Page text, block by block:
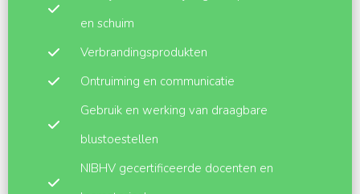
en schuim
Verbrandingsprodukten
Ontruiming en communicatie
Gebruik en werking van draagbare
blustoestellen
NIBHV gecertificeerde docenten en